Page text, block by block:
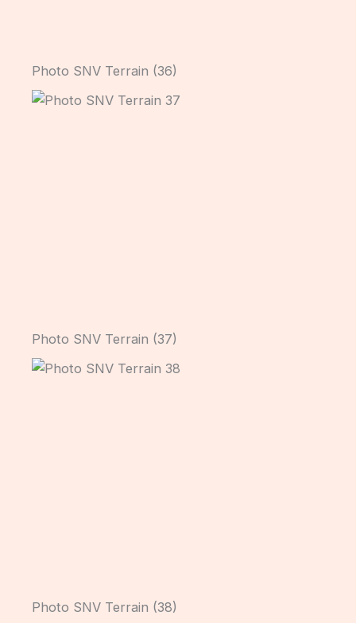
Photo SNV Terrain (36)
Photo SNV Terrain (37)
Photo SNV Terrain (38)